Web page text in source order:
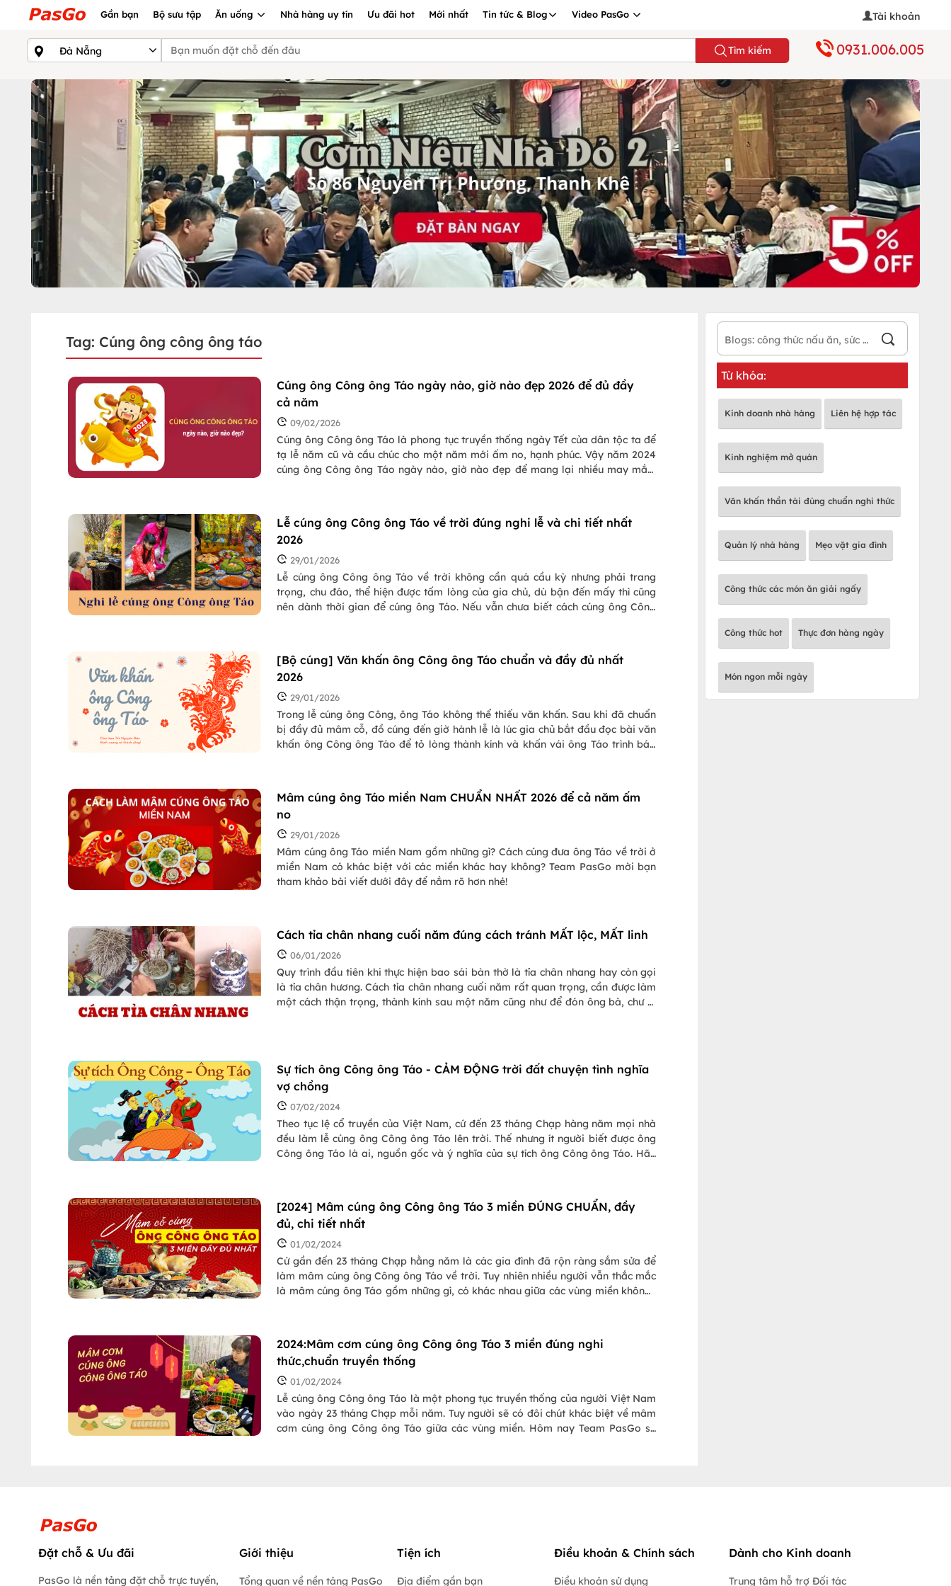
Gần bạn Bộ sưu tập Ăn uống Nhà hàng uy tín Ưu đãi hot Mới nhất Tin tức & Blog Video PasGo Tài khoản
Tìm kiếm 0931.006.005
Tag: Cúng ông công ông táo
Cúng ông Công ông Táo ngày nào, giờ nào đẹp 2026 để đủ đầy
cả năm
09/02/2026
Cúng ông Công ông Táo là phong tục truyền thống ngày Tết của dân tộc ta để
tạ lễ năm cũ và cầu chúc cho một năm mới ấm no, hạnh phúc. Vậy năm 2024
cúng ông Công ông Táo ngày nào, giờ nào đẹp để mang lại nhiều may mắn,
Lễ cúng ông Công ông Táo về trời đúng nghi lễ và chi tiết nhất
2026
29/01/2026
Lễ cúng ông Công ông Táo về trời không cần quá cầu kỳ nhưng phải trang
trọng, chu đáo, thể hiện được tấm lòng của gia chủ, dù bận đến mấy thì cũng
nên dành thời gian để cúng ông Táo. Nếu vẫn chưa biết cách cúng ông Công
[Bộ cúng] Văn khấn ông Công ông Táo chuẩn và đầy đủ nhất
2026
29/01/2026
Trong lễ cúng ông Công, ông Táo không thể thiếu văn khấn. Sau khi đã chuẩn
bị đầy đủ mâm cỗ, đồ cúng đến giờ hành lễ là lúc gia chủ bắt đầu đọc bài văn
khấn ông Công ông Táo để tỏ lòng thành kính và khấn vái ông Táo trình báo
Mâm cúng ông Táo miền Nam CHUẨN NHẤT 2026 để cả năm ấm
no
29/01/2026
Mâm cúng ông Táo miền Nam gồm những gì? Cách cúng đưa ông Táo về trời ở
miền Nam có khác biệt với các miền khác hay không? Team PasGo mời bạn
tham khảo bài viết dưới đây để nắm rõ hơn nhé!
Cách tỉa chân nhang cuối năm đúng cách tránh MẤT lộc, MẤT linh
06/01/2026
Quy trình đầu tiên khi thực hiện bao sái bàn thờ là tỉa chân nhang hay còn gọi
là tỉa chân hương. Cách tỉa chân nhang cuối năm rất quan trọng, cần được làm
một cách thận trọng, thành kính sau một năm cũng như để đón ông bà, chư vị
Sự tích ông Công ông Táo - CẢM ĐỘNG trời đất chuyện tình nghĩa
vợ chồng
07/02/2024
Theo tục lệ cổ truyền của Việt Nam, cứ đến 23 tháng Chạp hàng năm mọi nhà
đều làm lễ cúng ông Công ông Táo lên trời. Thế nhưng ít người biết được ông
Công ông Táo là ai, nguồn gốc và ý nghĩa của sự tích ông Công ông Táo. Hãy
[2024] Mâm cúng ông Công ông Táo 3 miền ĐÚNG CHUẨN, đầy
đủ, chi tiết nhất
01/02/2024
Cứ gần đến 23 tháng Chạp hằng năm là các gia đình đã rộn ràng sắm sửa để
làm mâm cúng ông Công ông Táo về trời. Tuy nhiên nhiều người vẫn thắc mắc
là mâm cúng ông Táo gồm những gì, có khác nhau giữa các vùng miền không?
2024:Mâm cơm cúng ông Công ông Táo 3 miền đúng nghi
thức,chuẩn truyền thống
01/02/2024
Lễ cúng ông Công ông Táo là một phong tục truyền thống của người Việt Nam
vào ngày 23 tháng Chạp mỗi năm. Tuy người sẽ có đôi chút khác biệt về mâm
cơm cúng ông Công ông Táo giữa các vùng miền. Hôm nay Team PasGo sẽ
Từ khóa:
Kinh doanh nhà hàng Liên hệ hợp tác
Kinh nghiệm mở quán
Văn khấn thần tài đúng chuẩn nghi thức
Quản lý nhà hàng Mẹo vặt gia đình
Công thức các món ăn giải ngấy
Công thức hot Thực đơn hàng ngày
Món ngon mỗi ngày
Đặt chỗ & Ưu đãi
PasGo là nền tảng đặt chỗ trực tuyến,
Giới thiệu
Tổng quan về nền tảng PasGo
Tiện ích
Địa điểm gần bạn
Điều khoản & Chính sách
Điều khoản sử dụng
Dành cho Kinh doanh
Trung tâm hỗ trợ Đối tác